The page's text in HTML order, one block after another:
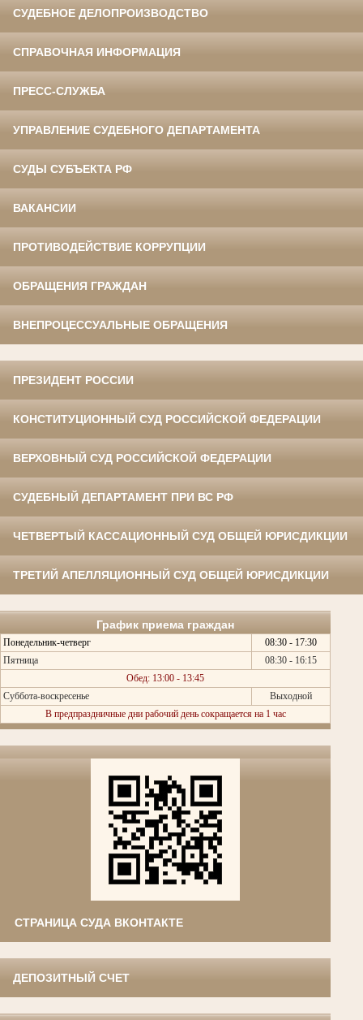
СУДЕБНОЕ ДЕЛОПРОИЗВОДСТВО
СПРАВОЧНАЯ ИНФОРМАЦИЯ
ПРЕСС-СЛУЖБА
УПРАВЛЕНИЕ СУДЕБНОГО ДЕПАРТАМЕНТА
СУДЫ СУБЪЕКТА РФ
ВАКАНСИИ
ПРОТИВОДЕЙСТВИЕ КОРРУПЦИИ
ОБРАЩЕНИЯ ГРАЖДАН
ВНЕПРОЦЕССУАЛЬНЫЕ ОБРАЩЕНИЯ
ПРЕЗИДЕНТ РОССИИ
КОНСТИТУЦИОННЫЙ СУД РОССИЙСКОЙ ФЕДЕРАЦИИ
ВЕРХОВНЫЙ СУД РОССИЙСКОЙ ФЕДЕРАЦИИ
СУДЕБНЫЙ ДЕПАРТАМЕНТ ПРИ ВС РФ
ЧЕТВЕРТЫЙ КАССАЦИОННЫЙ СУД ОБЩЕЙ ЮРИСДИКЦИИ
ТРЕТИЙ АПЕЛЛЯЦИОННЫЙ СУД ОБЩЕЙ ЮРИСДИКЦИИ
График приема граждан
Понедельник-четверг
08:30 - 17:30
Пятница
08:30 - 16:15
Обед: 13:00 - 13:45
Суббота-воскресенье
Выходной
В предпраздничные дни рабочий день сокращается на 1 час
СТРАНИЦА СУДА ВКОНТАКТЕ
ДЕПОЗИТНЫЙ СЧЕТ